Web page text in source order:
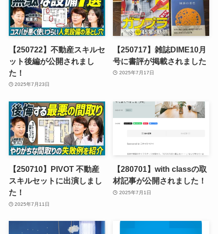
【250722】不動産スキルセ
ット後編が公開されまし
た！
2025年7月23日
【250717】雑誌DIME10月
号に書評が掲載されました
2025年7月17日
【250710】PIVOT 不動産
スキルセットに出演しまし
た！
2025年7月11日
【280701】with classの取
材記事が公開されました！
2025年7月1日